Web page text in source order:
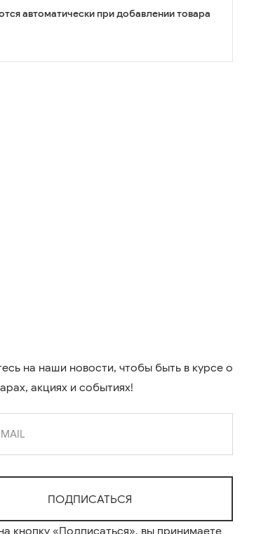
автоматически при добавлении товара
на наши новости, чтобы быть в курсе о
акциях и событиях!